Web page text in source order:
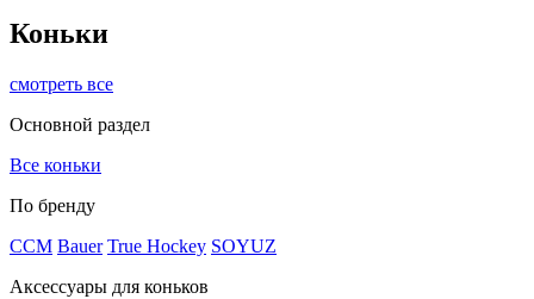
Коньки
смотреть все
Основной раздел
Все коньки
По бренду
ССМ Bauer True Hockey SOYUZ
Аксессуары для коньков